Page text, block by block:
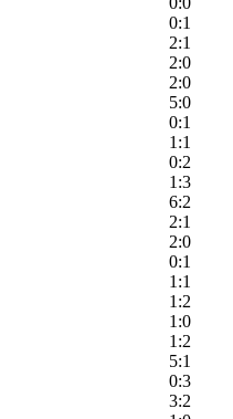
0:1
2:1
2:0
2:0
5:0
0:1
1:1
0:2
1:3
6:2
2:1
2:0
0:1
1:1
1:2
1:0
1:2
5:1
0:3
3:2